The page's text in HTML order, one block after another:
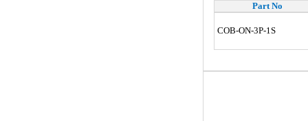
Part No
COB-ON-3P-1S